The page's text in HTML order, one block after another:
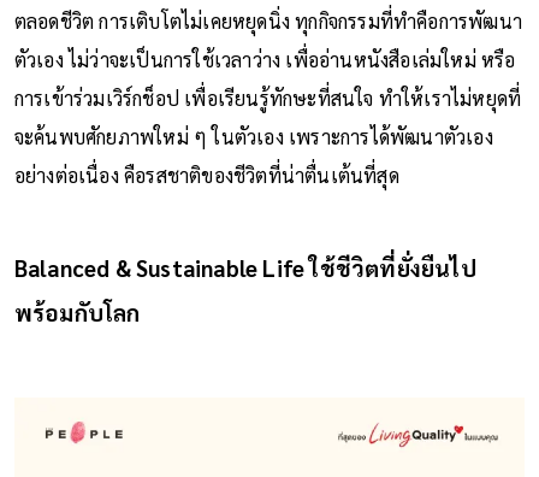
ตลอดชีวิต การเติบโตไม่เคยหยุดนิ่ง ทุกกิจกรรมที่ทำคือการพัฒนา
ตัวเอง ไม่ว่าจะเป็นการใช้เวลาว่าง เพื่ออ่านหนังสือเล่มใหม่ หรือ
การเข้าร่วมเวิร์กช็อป เพื่อเรียนรู้ทักษะที่สนใจ ทำให้เราไม่หยุดที่
จะค้นพบศักยภาพใหม่ ๆ ในตัวเอง เพราะการได้พัฒนาตัวเอง
อย่างต่อเนื่อง คือรสชาติของชีวิตที่น่าตื่นเต้นที่สุด
Balanced & Sustainable Life ใช้ชีวิตที่ยั่งยืนไป
พร้อมกับโลก